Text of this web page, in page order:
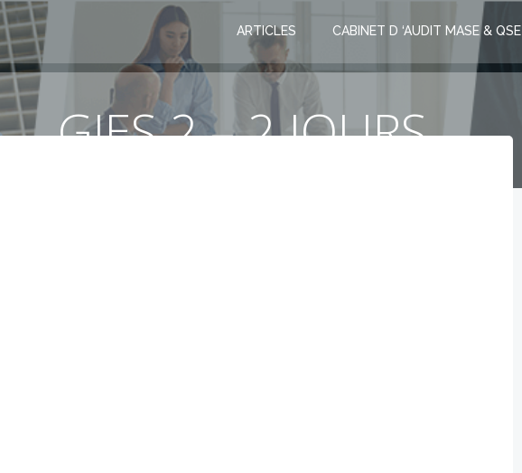
ARTICLES CABINET D ‘AUDIT MASE & QSE
GIES 2 – 2 JOURS